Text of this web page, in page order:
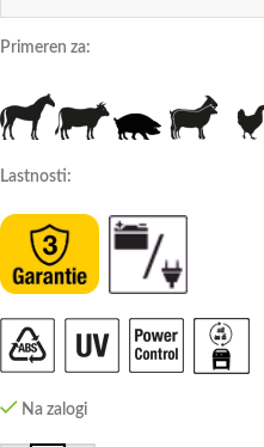
Primeren za:
Lastnosti:
Na zalogi